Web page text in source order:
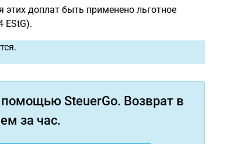
этих доплат быть применено льготное
EStG).
SteuerGo. Возврат в
за час.